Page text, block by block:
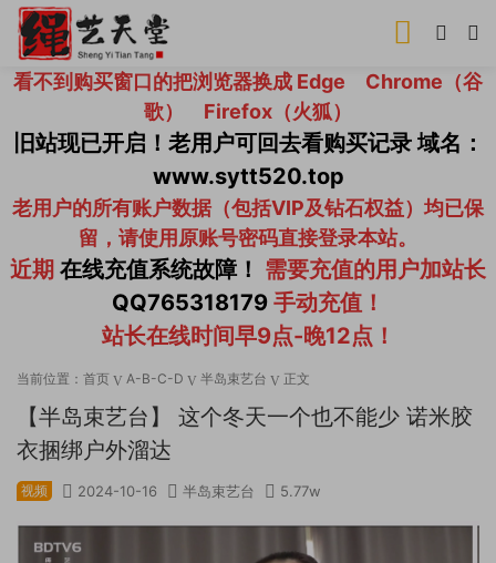
看不到购买窗口的把浏览器换成 Edge Chrome（谷
歌） Firefox（火狐）
旧站现已开启！老用户可回去看购买记录 域名：
www.sytt520.top
老用户的所有账户数据（包括VIP及钻石权益）均已保
留，请使用原账号密码直接登录本站。
近期 在线充值系统故障！ 需要充值的用户加站长
QQ765318179 手动充值！
站长在线时间早9点-晚12点！
当前位置： 首页 A-B-C-D 半岛束艺台 正文
【半岛束艺台】 这个冬天一个也不能少 诺米胶
衣捆绑户外溜达
视频 2024-10-16 半岛束艺台 5.77w